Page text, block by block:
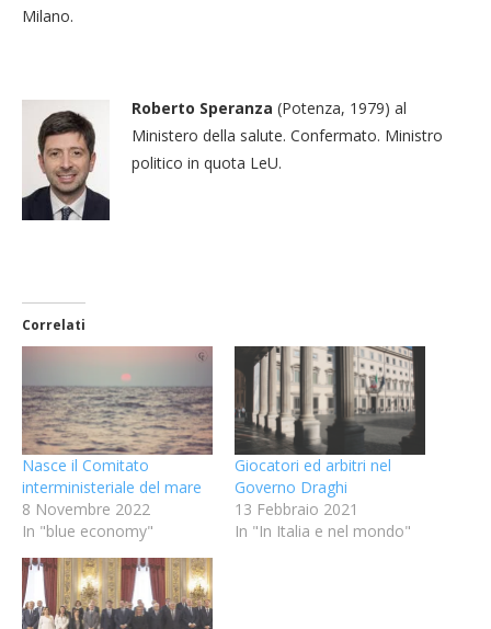
Milano.
Roberto Speranza (Potenza, 1979) al
Ministero della salute. Confermato. Ministro
politico in quota LeU.
Correlati
Nasce il Comitato
interministeriale del mare
8 Novembre 2022
In "blue economy"
Giocatori ed arbitri nel
Governo Draghi
13 Febbraio 2021
In "In Italia e nel mondo"